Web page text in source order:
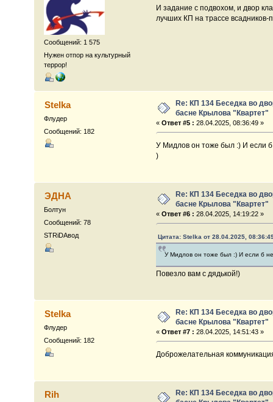
Сообщений: 1 575
Нужен отпор на культурный
террор!
И задание с подвохом, и двор
лучших КП на трассе всадников-
Stelka
Флудер
Сообщений: 182
Re: КП 134 Беседка во
басне Крылова "Квартет"
« Ответ #5 : 28.04.2025, 08:36:49 »
У Мидлов он тоже был :) И если б
)
ЭДНА
Болтун
Сообщений: 78
STRiDAвод
Re: КП 134 Беседка во
басне Крылова "Квартет"
« Ответ #6 : 28.04.2025, 14:19:22 »
Цитата: Stelka от 28.04.2025,
У Мидлов он тоже был :) И если б
Повезло вам с дядькой!)
Stelka
Флудер
Сообщений: 182
Re: КП 134 Беседка во
басне Крылова "Квартет"
« Ответ #7 : 28.04.2025, 14:51:43 »
Доброжелательная
Rih
Re: КП 134 Беседка во